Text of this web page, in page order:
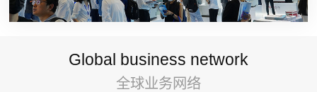
Global business network
全球业务网络